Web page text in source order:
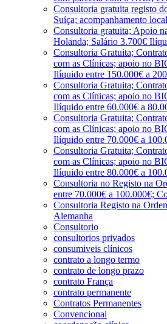
Consultoria gratuita registo
Suíça; acompanhamento
Consultoria gratuita; Apoio
Holanda; Salário 3.700€
Consultoria Gratuita;
com as Clínicas; apoio no
Ilíquido entre 150.000€ a
Consultoria Gratuita;
com as Clínicas; apoio no
Ilíquido entre 60.000€ a
Consultoria Gratuita;
com as Clínicas; apoio no
Ilíquido entre 70.000€ a
Consultoria Gratuita;
com as Clínicas; apoio no
Ilíquido entre 80.000€ a
Consultoria no Registo na
entre 70.000€ a 100.000€;
Consultoria Registo na
Alemanha
Consultorio
consultorios privados
consumiveis clínicos
contrato a longo termo
contrato de longo prazo
contrato França
contrato permanente
Contratos Permanentes
Convencional